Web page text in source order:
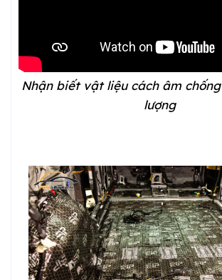
Nhận biết vật liệu cách âm
lượng